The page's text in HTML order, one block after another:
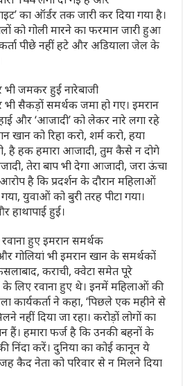
का ऑर्डर तक जारी कर दिया गया है।
को गोली मारने का फरमान जारी हुआ
पीछे नहीं हटे और अडियाला जेल के
भी जमकर हुई नारेबाजी
भी सैकड़ों समर्थक जमा हो गए। इमरान
और ‘आजादी’ को लेकर नारे लगा रहे
खान को रिहा करो, शर्म करो, हया
है हक हमारा आजादी, तुम कैसे न दोगे
तेरा बाप भी देगा आजादी, जरा ऊंचा
है कि प्रदर्शन के दौरान महिलाओं
युवाओं को बुरी तरह पीटा गया।
हुई।
हुए इमरान समर्थक
गोलियां भी इमरान खान के समर्थकों
कराची, क्वेटा समेत पूरे
के लिए रवाना हुए थे। इनमें महिलाओं की
कार्यकर्ता ने कहा, ‘पिछले एक महीने से
नहीं दिया जा रहा। करोड़ों लोगों का
हैं। हमारा फर्ज है कि उनकी बहनों के
करें। दुनिया का कोई कानून ये
कैद नेता को परिवार से न मिलने दिया